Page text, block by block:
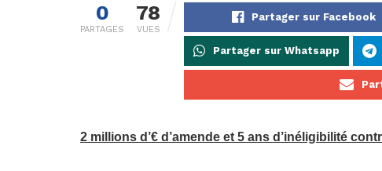
0
PARTAGES
78
VUES
Partager sur Facebook
Partager sur Whatsapp
2 millions d’€ d’amende et 5 ans d’inéligibilité